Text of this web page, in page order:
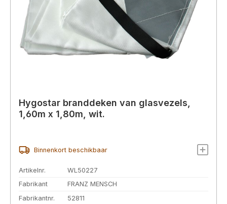
Hygostar branddeken van glasvezels,
1,60m x 1,80m, wit.
Binnenkort beschikbaar
Artikelnr.
WL50227
Fabrikant
FRANZ MENSCH
Fabrikantnr.
52811